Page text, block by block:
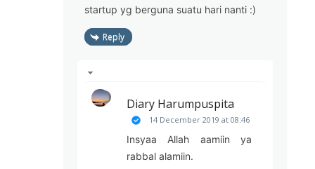
startup yg berguna suatu hari nanti :)
Reply
Diary Harumpuspita
14 December 2019 at 08:46
Insyaa Allah aamiin ya
rabbal alamiin.